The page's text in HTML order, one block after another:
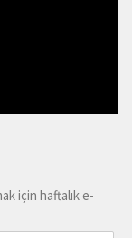
için haftalık e-